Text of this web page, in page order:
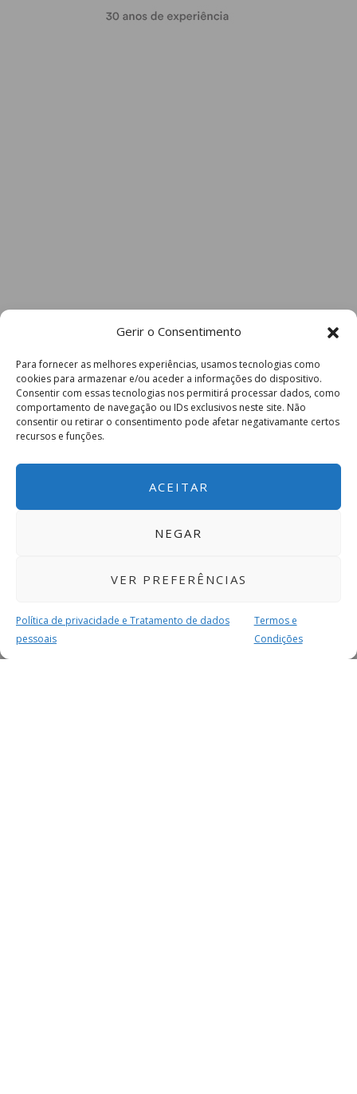
Gerir o Consentimento
Para fornecer as melhores experiências, usamos tecnologias como
cookies para armazenar e/ou aceder a informações do dispositivo.
Consentir com essas tecnologias nos permitirá processar dados, como
comportamento de navegação ou IDs exclusivos neste site. Não
consentir ou retirar o consentimento pode afetar negativamante certos
recursos e funções.
ACEITAR
NEGAR
VER PREFERÊNCIAS
Política de privacidade e Tratamento de dados
pessoais
Termos e
Condições